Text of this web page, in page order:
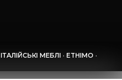
ІТАЛІЙСЬКІ МЕБЛІ · ETHIMO ·